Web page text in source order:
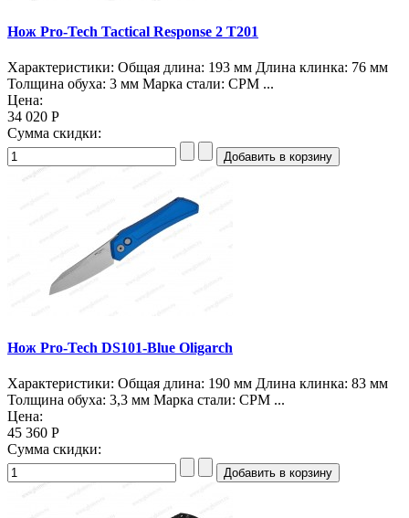
Нож Pro-Tech Tactical Response 2 T201
Характеристики: Общая длина: 193 мм Длина клинка: 76 мм
Толщина обуха: 3 мм Марка стали: CPM ...
Цена:
34 020 Р
Сумма скидки:
Нож Pro-Tech DS101-Blue Oligarch
Характеристики: Общая длина: 190 мм Длина клинка: 83 мм
Толщина обуха: 3,3 мм Марка стали: CPM ...
Цена:
45 360 Р
Сумма скидки: